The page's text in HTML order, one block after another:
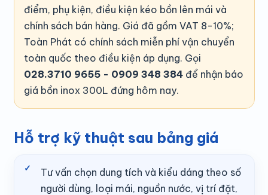
điểm, phụ kiện, điều kiện kéo bồn lên mái và
chính sách bán hàng. Giá đã gồm VAT 8-10%;
Toàn Phát có chính sách miễn phí vận chuyển
toàn quốc theo điều kiện áp dụng. Gọi
028.3710 9655 - 0909 348 384để nhận báo
giá bồn inox 300L đứng hôm nay.
Hỗ trợ kỹ thuật sau bảng giá
Tư vấn chọn dung tích và kiểu dáng theo số
người dùng, loại mái, nguồn nước, vị trí đặt,